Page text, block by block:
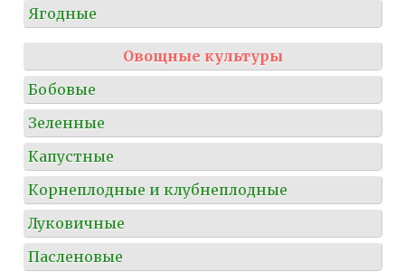
Ягодные
Овощные культуры
Бобовые
Зеленные
Капустные
Корнеплодные и клубнеплодные
Луковичные
Пасленовые